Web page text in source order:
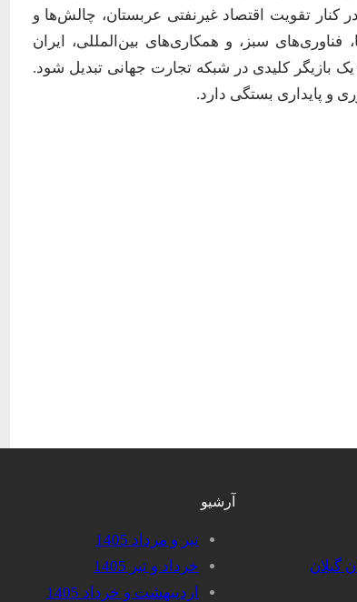
تقویت اقتصاد غیرنفتی عربستان، چالش‌ها و
سبز، و همکاری‌های بین‌المللی، ایران
یک بازیگر کلیدی در شبکه تجارت جهانی تبدیل شود.
و پایداری بستگی دارد.
گیلان
آرشیو
تیر و مرداد 1405
خرداد و تیر 1405
اردیبهشت و خرداد 1405